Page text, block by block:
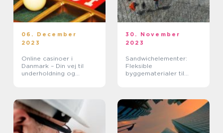
06. December
2023
Online casinoer i
Danmark – Din vej til
underholdning og
30. November
2023
Sandwichelementer:
Fleksible
byggematerialer til